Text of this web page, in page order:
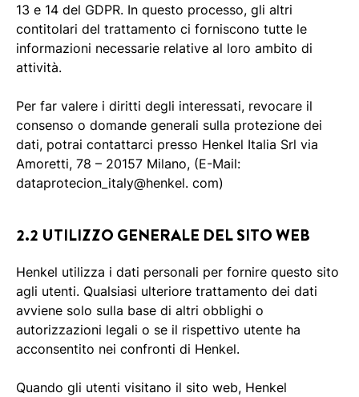
13 e 14 del GDPR. In questo processo, gli altri
contitolari del trattamento ci forniscono tutte le
informazioni necessarie relative al loro ambito di
attività.
Per far valere i diritti degli interessati, revocare il
consenso o domande generali sulla protezione dei
dati, potrai contattarci presso Henkel Italia Srl via
Amoretti, 78 – 20157 Milano, (E-Mail:
dataprotecion_italy@henkel. com)
2.2 UTILIZZO GENERALE DEL SITO WEB
Henkel utilizza i dati personali per fornire questo sito
agli utenti. Qualsiasi ulteriore trattamento dei dati
avviene solo sulla base di altri obblighi o
autorizzazioni legali o se il rispettivo utente ha
acconsentito nei confronti di Henkel.
Quando gli utenti visitano il sito web, Henkel